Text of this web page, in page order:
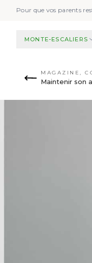
Pour que vos parents
MONTE-ESCALIERS
MAGAZINE
Maintenir son